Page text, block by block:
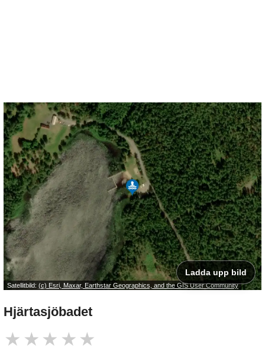
Satellitbild: (c) Esri, Maxar, Earthstar Geographics, and the GIS User Community
Ladda upp bild
Hjärtasjöbadet
★ ★ ★ ★ ★